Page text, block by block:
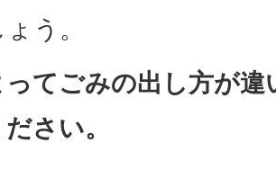
う。
てごみの出し方が
さい。